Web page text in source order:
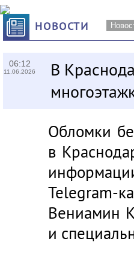
НОВОСТИ
06:12
11.06.2026
В
Обломки
в
Telegram-
Вениамин
и